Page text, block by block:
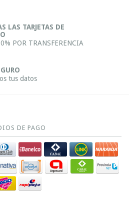
LAS TARJETAS DE
POR TRANSFERENCIA
tus datos
DE PAGO